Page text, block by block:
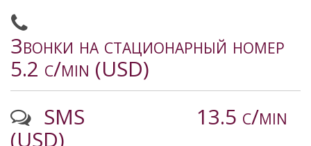
Звонки на стационарный номер
5.2 c/min (USD)
SMS
13.5 c/min
(USD)